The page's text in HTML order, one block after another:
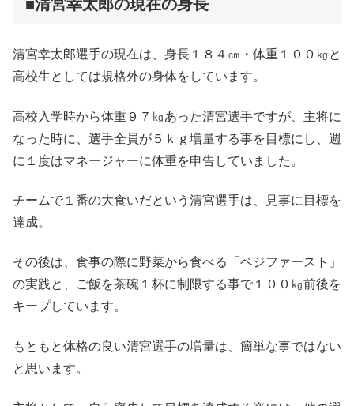
■清宮幸太郎の現在の身長
清宮幸太郎選手の現在は、身長１８４㎝・体重１００㎏と
高校生としては規格外の身体をしています。
高校入学時から体重９７㎏あった清宮選手ですが、主将に
なった時に、選手全員が５ｋｇ増量する事を目標にし、週
に１度はマネージャーに体重を申告していました。
チームで１番の大食いだという清宮選手は、見事に目標を
達成。
その後は、食事の際に野菜から食べる「ベジファースト」
の実践と、ご飯を茶碗１杯に制限する事で１００㎏前後を
キープしています。
もともと体格の良い清宮選手の増量は、簡単な事ではない
と思います。